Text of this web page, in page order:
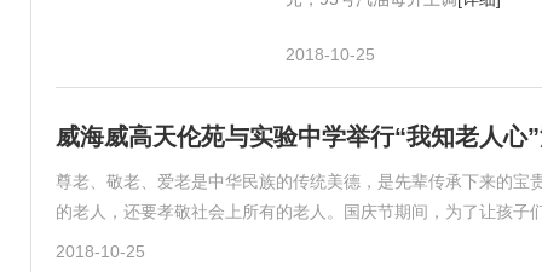
2018-10-25
威海威高天伦苑与实验中学举行“我知老人心
尊老、敬老、爱老是中华民族的传统美德，是先辈传承下来的
的老人，还要孝敬社会上所有的老人。国庆节期间，为了让孩子
2018-10-25